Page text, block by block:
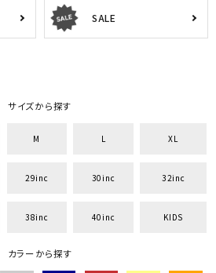
SALE
サイズから探す
M L XL
29inc 30inc 32inc
38inc 40inc KIDS
カラーから探す